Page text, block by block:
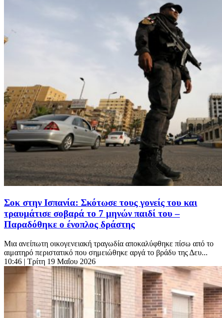
Σοκ στην Ισπανία: Σκότωσε τους γονείς του και
τραυμάτισε σοβαρά το 7 μηνών παιδί του –
Παραδόθηκε ο ένοπλος δράστης
Μια ανείπωτη οικογενειακή τραγωδία αποκαλύφθηκε πίσω από το
αιματηρό περιστατικό που σημειώθηκε αργά το βράδυ της Δευ...
10:46 | Τρίτη 19 Μαΐου 2026